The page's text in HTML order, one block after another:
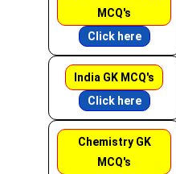
MCQ's
Click here
India GK MCQ's
Click here
Chemistry GK
MCQ's